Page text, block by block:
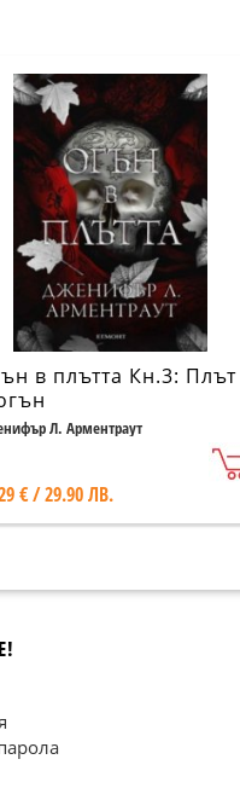
в плътта Кн.3: Плът
Л. Арментраут
€ / 29.90 ЛВ.